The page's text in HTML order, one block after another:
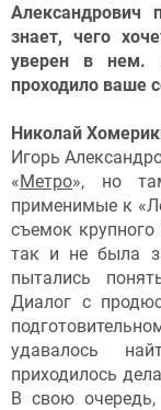
Александрович
знает, чего
уверен в нем.
проходило ваше
Николай
Игорь
«Метро», но
применимые к
съемок
так и не была
пытались
Диалог с
удавалось
приходилось
В свою